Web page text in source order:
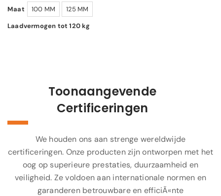
Maat 100 MM
125 MM
Laadvermogen tot 120 kg
Toonaangevende
Certificeringen
We houden ons aan strenge wereldwijde
certificeringen. Onze producten zijn ontworpen met het
oog op superieure prestaties, duurzaamheid en
veiligheid. Ze voldoen aan internationale normen en
garanderen betrouwbare en efficiÃ«nte